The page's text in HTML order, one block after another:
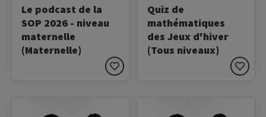
Le podcast de la
SOP 2026 - niveau
maternelle
(Maternelle)
Quiz de
mathématiques
des Jeux d'hiver
(Tous niveaux)
Dans cette vidéo, Nikola
Deux des plus grands